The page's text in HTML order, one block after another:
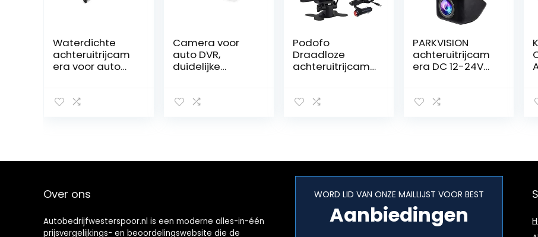
Waterdichte
achteruitrijcam
era voor auto
van 170°
Camera voor
auto DVR,
duidelijke
Parkeermonitor
Podofo
Draadloze
achteruitrijcam
achteraanzicht
vrachtwagens,
campers
PARKVISION
achteruitrijcam
era DC 12-24V
één sleutel om
toegestaan,4
parkeerlijnen
voorkant[PRO120
]
Over ons
Autobedrijfwesterspoor.nl is een moderne alles-in-één
prijsvergelijkings- en beoordelingswebsite die de
WORD LID VAN ONZE MAILLIJST VOOR BEST
Aanbiedingen